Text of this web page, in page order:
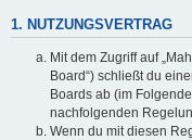
1. NUTZUNGSVERTRAG
Mit dem Zugriff auf
Board“) schließt du
Boards ab (im
nachfolgenden
Wenn du mit diesen